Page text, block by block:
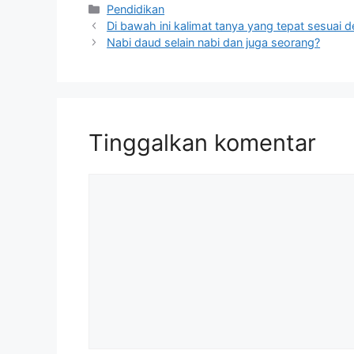
Kategori
Pendidikan
Di bawah ini kalimat tanya yang tepat sesuai
Nabi daud selain nabi dan juga seorang?
Tinggalkan komentar